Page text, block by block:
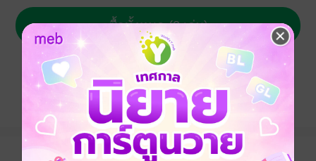
ซื้อทั้งหมด (2 เล่ม)
ติดตาม แชร์